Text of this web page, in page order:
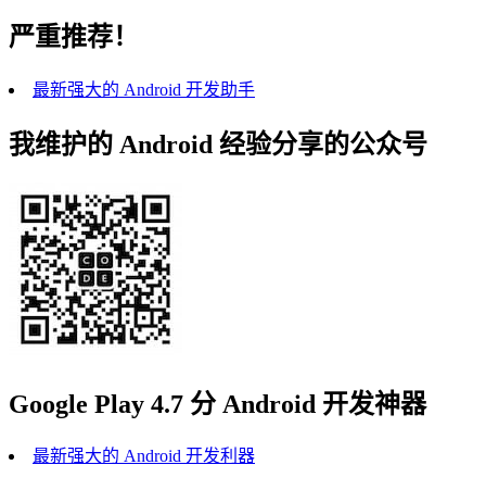
严重推荐！
最新强大的 Android 开发助手
我维护的 Android 经验分享的公众号
Google Play 4.7 分 Android 开发神器
最新强大的 Android 开发利器